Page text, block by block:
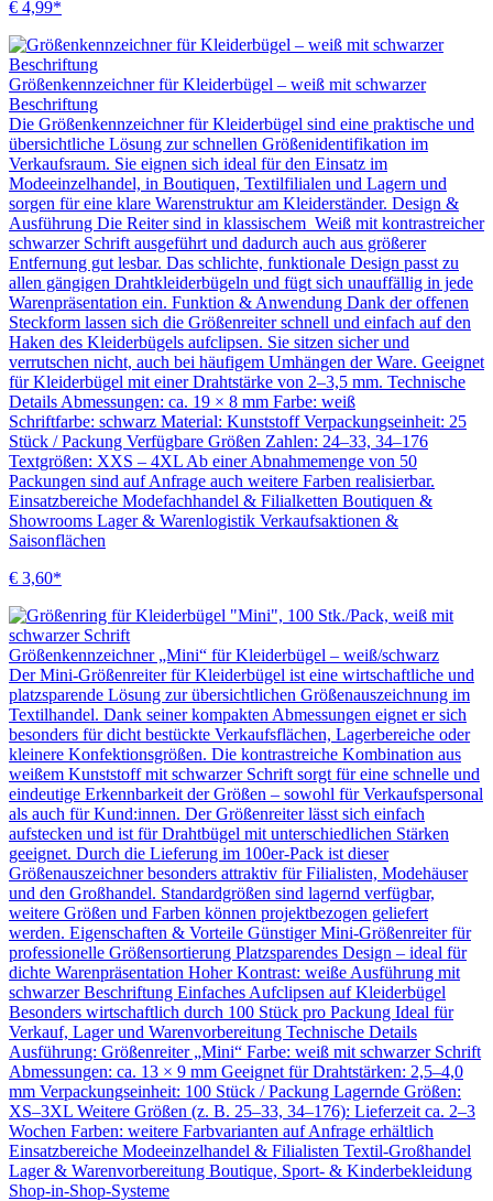
€ 4,99*
Größenkennzeichner für Kleiderbügel – weiß mit schwarzer
Beschriftung
Die Größenkennzeichner für Kleiderbügel sind eine praktische und
übersichtliche Lösung zur schnellen Größenidentifikation im
Verkaufsraum. Sie eignen sich ideal für den Einsatz im
Modeeinzelhandel, in Boutiquen, Textilfilialen und Lagern und
sorgen für eine klare Warenstruktur am Kleiderständer. Design &
Ausführung Die Reiter sind in klassischem Weiß mit kontrastreicher
schwarzer Schrift ausgeführt und dadurch auch aus größerer
Entfernung gut lesbar. Das schlichte, funktionale Design passt zu
allen gängigen Drahtkleiderbügeln und fügt sich unauffällig in jede
Warenpräsentation ein. Funktion & Anwendung Dank der offenen
Steckform lassen sich die Größenreiter schnell und einfach auf den
Haken des Kleiderbügels aufclipsen. Sie sitzen sicher und
verrutschen nicht, auch bei häufigem Umhängen der Ware. Geeignet
für Kleiderbügel mit einer Drahtstärke von 2–3,5 mm. Technische
Details Abmessungen: ca. 19 × 8 mm Farbe: weiß
Schriftfarbe: schwarz Material: Kunststoff Verpackungseinheit: 25
Stück / Packung Verfügbare Größen Zahlen: 24–33, 34–176
Textgrößen: XXS – 4XL Ab einer Abnahmemenge von 50
Packungen sind auf Anfrage auch weitere Farben realisierbar.
Einsatzbereiche Modefachhandel & Filialketten Boutiquen &
Showrooms Lager & Warenlogistik Verkaufsaktionen &
Saisonflächen
€ 3,60*
Größenkennzeichner „Mini“ für Kleiderbügel – weiß/schwarz
Der Mini-Größenreiter für Kleiderbügel ist eine wirtschaftliche und
platzsparende Lösung zur übersichtlichen Größenauszeichnung im
Textilhandel. Dank seiner kompakten Abmessungen eignet er sich
besonders für dicht bestückte Verkaufsflächen, Lagerbereiche oder
kleinere Konfektionsgrößen. Die kontrastreiche Kombination aus
weißem Kunststoff mit schwarzer Schrift sorgt für eine schnelle und
eindeutige Erkennbarkeit der Größen – sowohl für Verkaufspersonal
als auch für Kund:innen. Der Größenreiter lässt sich einfach
aufstecken und ist für Drahtbügel mit unterschiedlichen Stärken
geeignet. Durch die Lieferung im 100er-Pack ist dieser
Größenauszeichner besonders attraktiv für Filialisten, Modehäuser
und den Großhandel. Standardgrößen sind lagernd verfügbar,
weitere Größen und Farben können projektbezogen geliefert
werden. Eigenschaften & Vorteile Günstiger Mini-Größenreiter für
professionelle Größensortierung Platzsparendes Design – ideal für
dichte Warenpräsentation Hoher Kontrast: weiße Ausführung mit
schwarzer Beschriftung Einfaches Aufclipsen auf Kleiderbügel
Besonders wirtschaftlich durch 100 Stück pro Packung Ideal für
Verkauf, Lager und Warenvorbereitung Technische Details
Ausführung: Größenreiter „Mini“ Farbe: weiß mit schwarzer Schrift
Abmessungen: ca. 13 × 9 mm Geeignet für Drahtstärken: 2,5–4,0
mm Verpackungseinheit: 100 Stück / Packung Lagernde Größen:
XS–3XL Weitere Größen (z. B. 25–33, 34–176): Lieferzeit ca. 2–3
Wochen Farben: weitere Farbvarianten auf Anfrage erhältlich
Einsatzbereiche Modeeinzelhandel & Filialisten Textil-Großhandel
Lager & Warenvorbereitung Boutique, Sport- & Kinderbekleidung
Shop-in-Shop-Systeme